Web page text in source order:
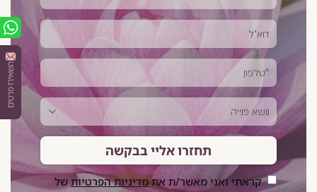
השאירו פרטים
תחזרו אליי בבקשה
קראתי ואני מאשר/ת את מדיניות הפרטיותשל